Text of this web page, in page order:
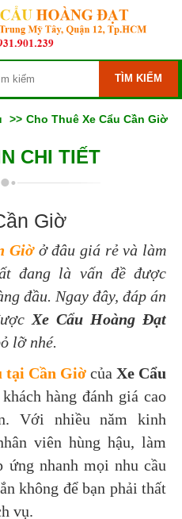
TÌM KIẾM
Cho Thuê Xe Cẩu Cần Giờ
CHI TIẾT
Giờ
Giờ ở đâu giá rẻ và làm
đang là vấn đề được
đầu. Ngay đây, đáp án
Xe Cẩu Hoàng Đạt
lỡ nhé.
tại Cần Giờ của Xe Cẩu
hàng đánh giá cao
Với nhiều năm kinh
viên hùng hậu, làm
ứng nhanh mọi nhu cầu
không để bạn phải thất
vụ.